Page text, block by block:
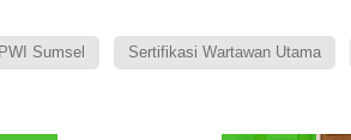
PWI Sumsel Sertifikasi Wartawan Utama